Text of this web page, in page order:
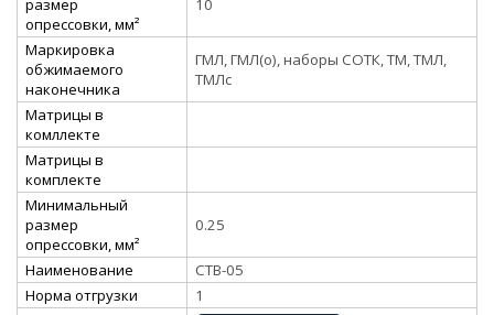
размер
опрессовки, мм²
10
Маркировка
обжимаемого
наконечника
ГМЛ, ГМЛ(о), наборы СОТК, ТМ, ТМЛ,
ТМЛс
Матрицы в
комллекте
Матрицы в
комплекте
Минимальный
размер
опрессовки, мм²
0.25
Наименование
CTB-05
Норма отгрузки
1